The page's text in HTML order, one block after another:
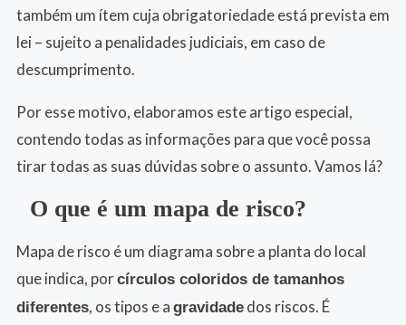
também um ítem cuja obrigatoriedade está prevista em
lei – sujeito a penalidades judiciais, em caso de
descumprimento.
Por esse motivo, elaboramos este artigo especial,
contendo todas as informações para que você possa
tirar todas as suas dúvidas sobre o assunto. Vamos lá?
O que é um mapa de risco?
Mapa de risco é um diagrama sobre a planta do local
que indica, porcírculos coloridos de tamanhos
diferentes, os tipos e a gravidade dos riscos. É